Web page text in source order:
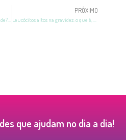
PRÓXIMO
que ajudam no dia a dia!